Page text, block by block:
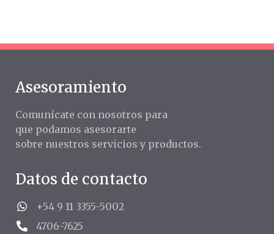
Asesoramiento
Comunícate con nosotros para
que podamos asesorarte
sobre nuestros servicios y productos.
Datos de contacto
+54 9 11 3355-5002
4706-7625